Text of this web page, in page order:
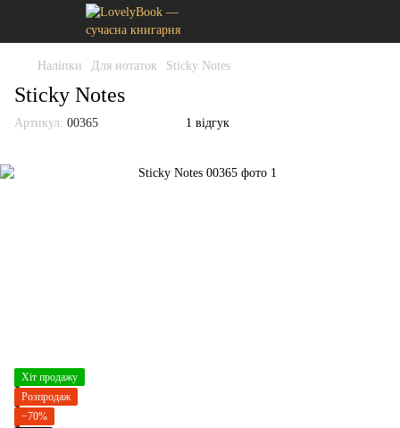
Наліпки Для нотаток Sticky Notes
Sticky Notes
Артикул: 00365 1 відгук
Хіт продажу
Розпродаж
−70%